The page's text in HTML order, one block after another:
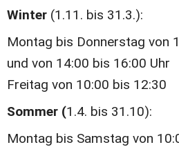
Winter (1.11. bis 31.3.):
Montag bis Donnerstag von
und von 14:00 bis 16:00 Uhr
Freitag von 10:00 bis 12:30
Sommer (1.4. bis 31.10):
Montag bis Samstag von